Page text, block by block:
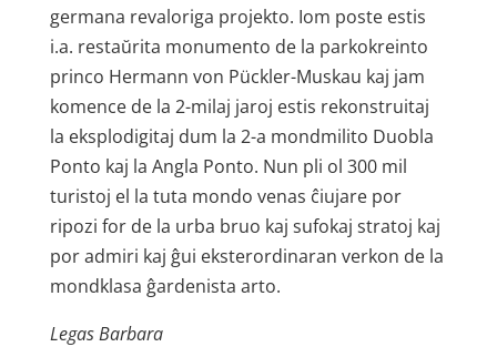
germana revaloriga projekto. Iom poste estis
i.a. restaŭrita monumento de la parko­kreinto
princo Hermann von Pückler-Muskau kaj jam
komence de la 2-milaj jaroj estis rekonstruitaj
la eksplodig­itaj dum la 2-a mondmilito Duobla
Ponto kaj la Angla Ponto. Nun pli ol 300 mil
turistoj el la tuta mondo venas ĉiujare por
ripozi for de la urba bruo kaj sufokaj stratoj kaj
por admiri kaj ĝui eksterordinaran verkon de la
mondklasa ĝardenista arto.
Legas Barbara